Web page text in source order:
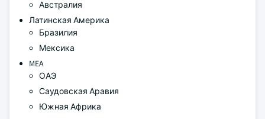
Австралия
Латинская Америка
Бразилия
Мексика
MEA
ОАЭ
Саудовская Аравия
Южная Африка